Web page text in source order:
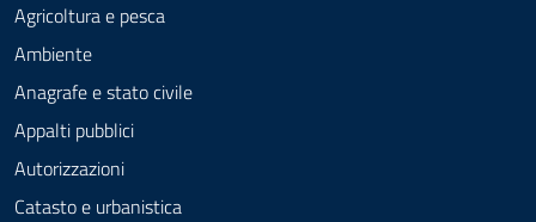
Agricoltura e pesca
Ambiente
Anagrafe e stato civile
Appalti pubblici
Autorizzazioni
Catasto e urbanistica